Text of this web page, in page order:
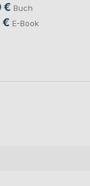
€ Buch
€ E-Book